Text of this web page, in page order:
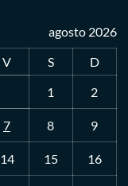
agosto 2026
V S
D
1
2
7 8 9
14 15 16